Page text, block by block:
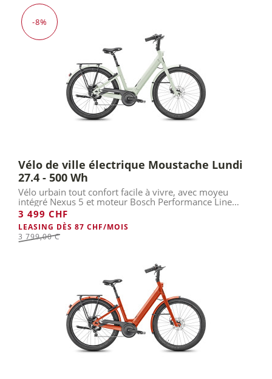
-8%
Vélo de ville électrique Moustache Lundi
27.4 - 500 Wh
Vélo urbain tout confort facile à vivre, avec moyeu
intégré Nexus 5 et moteur Bosch Performance Line
(Smart).
3 499 CHF
LEASING DÈS 87 CHF/MOIS
3 799,00 Chf